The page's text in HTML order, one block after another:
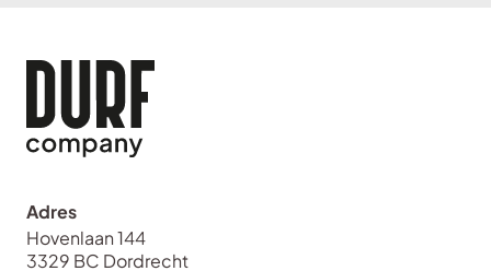
Adres
Hovenlaan 144
3329 BC Dordrecht